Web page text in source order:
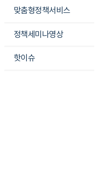
맞춤형정책서비스
정책세미나영상
핫이슈